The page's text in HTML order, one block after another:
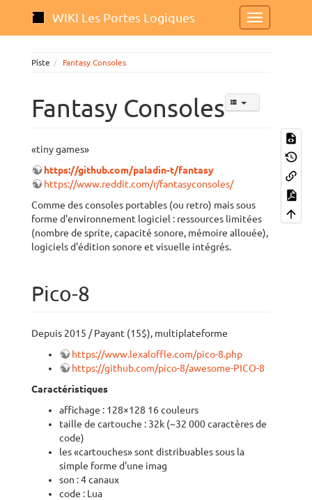
WIKI Les Portes Logiques
Piste Fantasy Consoles
Fantasy Consoles
«tiny games»
https://github.com/paladin-t/fantasy
https://www.reddit.com/r/fantasyconsoles/
Comme des consoles portables (ou retro) mais sous
forme d'environnement logiciel : ressources limitées
(nombre de sprite, capacité sonore, mémoire allouée),
logiciels d'édition sonore et visuelle intégrés.
Pico-8
Depuis 2015 / Payant (15$), multiplateforme
https://www.lexaloffle.com/pico-8.php
https://github.com/pico-8/awesome-PICO-8
Caractéristiques
affichage : 128×128 16 couleurs
taille de cartouche : 32k (~32 000 caractères de
code)
les «cartouches» sont distribuables sous la
simple forme d'une imag
son : 4 canaux
code : Lua